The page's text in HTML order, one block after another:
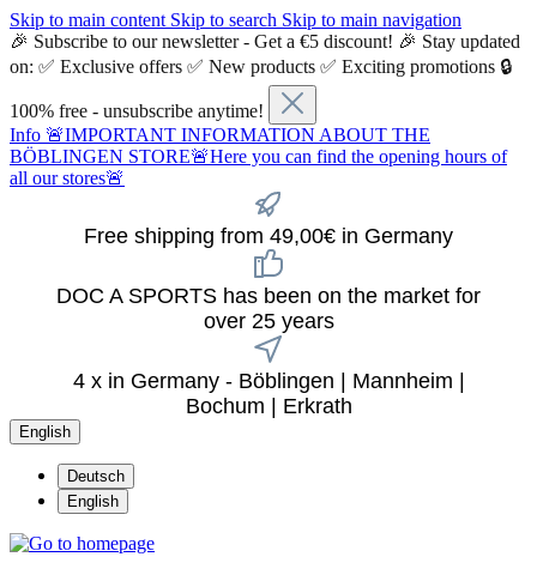
Skip to main content Skip to search Skip to main navigation
🎉 Subscribe to our newsletter - Get a €5 discount! 🎉 Stay updated
on: ✅ Exclusive offers ✅ New products ✅ Exciting promotions 🔒
100% free - unsubscribe anytime!
Info 🚨IMPORTANT INFORMATION ABOUT THE
BÖBLINGEN STORE🚨Here you can find the opening hours of
all our stores🚨
Free shipping from 49,00€ in Germany
DOC A SPORTS has been on the market for
over 25 years
4 x in Germany - Böblingen | Mannheim |
Bochum | Erkrath
English
Deutsch
English